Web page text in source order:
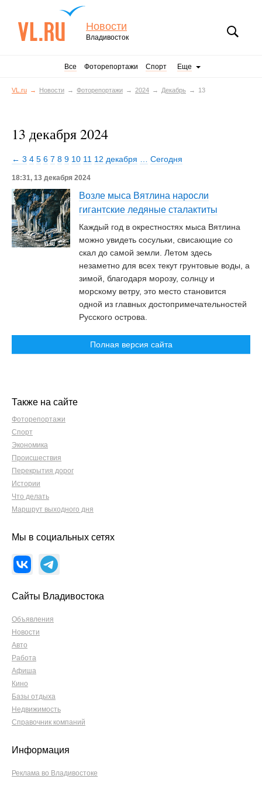
Новости
Владивосток
Все Фоторепортажи Спорт Еще
VL.ru Новости Фоторепортажи 2024 Декабрь 13
13 декабря 2024
← 3 4 5 6 7 8 9 10 11 12 декабря Сегодня
18:31, 13 декабря 2024
Возле мыса Вятлина наросли
гигантские ледяные сталактиты
Каждый год в окрестностях мыса Вятлина
можно увидеть сосульки, свисающие со
скал до самой земли. Летом здесь
незаметно для всех текут грунтовые воды, а
зимой, благодаря морозу, солнцу и
морскому ветру, это место становится
одной из главных достопримечательностей
Русского острова.
Полная версия сайта
Также на сайте
Фоторепортажи
Спорт
Экономика
Происшествия
Перекрытия дорог
Истории
Что делать
Маршрут выходного дня
Мы в социальных сетях
Сайты Владивостока
Объявления
Новости
Авто
Работа
Афиша
Кино
Базы отдыха
Недвижимость
Справочник компаний
Информация
Реклама во Владивостоке